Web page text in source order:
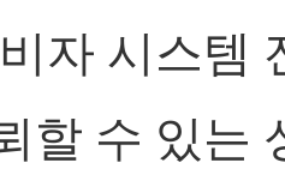
자 시스템
할 수 있는